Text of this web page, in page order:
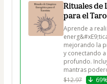
Rituales de
para el
Aprende a
mejorando la
y conectando
profundo.
mantras
$12.97
69%